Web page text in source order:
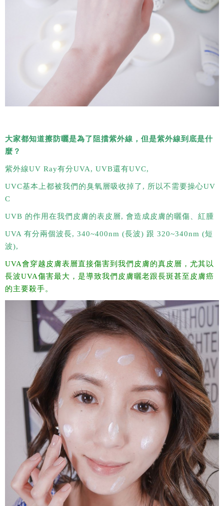
大家都知道擦防曬是為了阻擋紫外線，但是紫外線到底是什
麼？
紫外線UV Ray有分UVA, UVB還有UVC,
UVC基本上都被我們的臭氧層吸收掉了, 所以不需要操心UV
C
UVB 的作用在我們皮膚的表皮層, 會造成皮膚的曬傷、紅腫
UVA 有分兩個波長, 340~400nm (長波) 跟 320~340nm (短
波),
UVA會穿越皮膚表層直接傷害到我們皮膚的真皮層，尤其以
長波UVA傷害最大，是導致我們皮膚曬老跟長斑甚至皮膚癌
的主要殺手。